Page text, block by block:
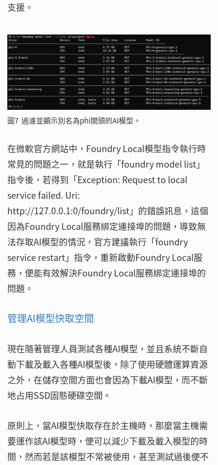
支援。
圖7 過濾並顯示別名為phi開頭的AI模型。
在微軟官方網站中，Foundry Local模型指令執行時
常見的問題之一，就是執行「foundry model list」
指令後，若得到「Exception: Request to local
service failed. Uri:
http://127.0.0.1:0/foundry/list」的錯誤訊息，這個
因為Foundry Local服務綁定連接埠的問題，導致無
法存取AI模型的情況，官方建議執行「foundry
service restart」指令，重新啟動Foundry Local服
務，便能有效解決Foundry Local服務綁定連接埠的
問題。
管理AI模型快取空間
現在隨著管理人員測試各種AI模型，並且系統不斷自
動下載及載入各種AI模型後，除了使用硬體運算資源
之外，在儲存空間方面也會因為下載AI模型，而不斷
地占用SSD固態硬碟空間。
原則上，當AI模型快取存在於主機時，那麼當主機需
要運作該AI模型時，便可以減少下載及載入模型的時
間，然而若是該模型不常被使用，甚至測試過後便不